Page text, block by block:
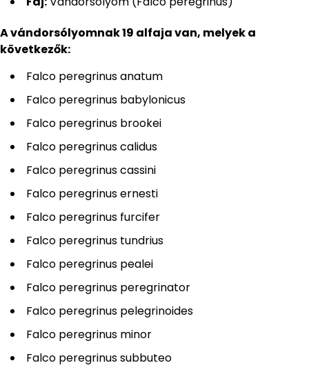
A vándorsólyomnak 19 alfaja van, melyek a
következők:
Falco peregrinus anatum
Falco peregrinus babylonicus
Falco peregrinus brookei
Falco peregrinus calidus
Falco peregrinus cassini
Falco peregrinus ernesti
Falco peregrinus furcifer
Falco peregrinus tundrius
Falco peregrinus pealei
Falco peregrinus peregrinator
Falco peregrinus pelegrinoides
Falco peregrinus minor
Falco peregrinus subbuteo